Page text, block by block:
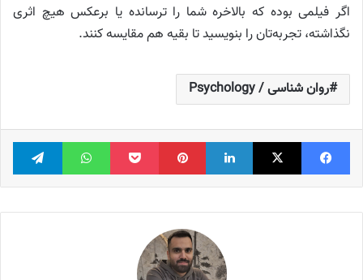
اگر فیلمی بوده که بالاخره شما را ترسانده یا برعکس هیچ اثری
نگذاشته، تجربه‌تان را بنویسید تا بقیه هم مقایسه کنند.
روان شناسی / Psychology
فیس بوک X لینکدین ‫پین‌ترست پاکت واتس آپ